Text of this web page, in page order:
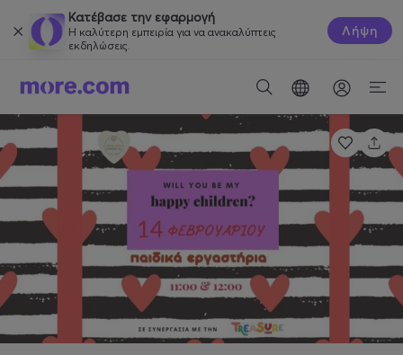
Κατέβασε την εφαρμογή
Η καλύτερη εμπειρία για να ανακαλύπτεις
εκδηλώσεις.
Λήψη